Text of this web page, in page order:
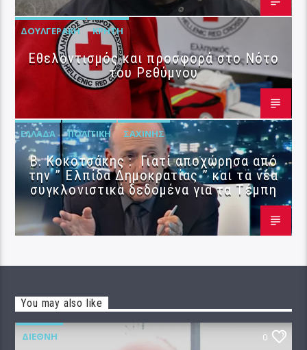
ΔΟΥΛΓΕΡΆΚΗ ΚΡΉΤΗ
Εθελοντισμός και προσφορά στο Νότο
του Ρεθύμνου
ΕΛΛΆΔΑ ΠΟΛΙΤΙΚΉ ΣΑΧΊΝΗΣ
Β. Κοκοτσάκης : Γιατί αποχώρησα από
την ” Ελπίδα Δημοκρατίας ” και τα νέα
συγκλονιστικά δεδομένα για τα Τέμπη
You may also like
ΔΙΕΘΝΉ 0